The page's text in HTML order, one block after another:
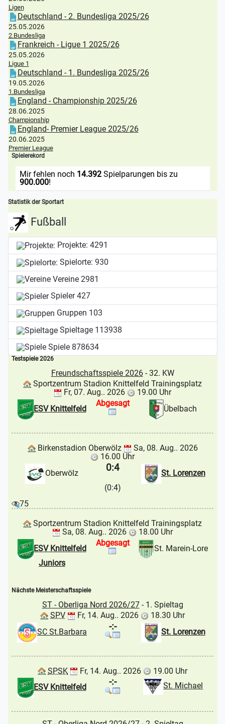
Ligen
Deutschland - 2. Bundesliga 2025/26
25.05.2026
2.Bundesliga
Frankreich - Ligue 1 2025/26
25.05.2026
Ligue 1
Deutschland - 1. Bundesliga 2025/26
19.05.2026
1.Bundesliga
England - Championship 2025/26
28.06.2025
Championship
England- Premier League 2025/26
20.06.2025
Premier League
Spielerekord
Mir fehlen noch 14.392Spielparungen bis zu
900.000!
Statistik der Sportart
Fußball
Projekte: 4291
Spielorte: 930
Vereine 2981
Spieler427
Gruppen 103
Spieltage 113938
Spiele 878634
Testspiele 2026
Freundschaftsspiele 2026- 32. KW
Sportzentrum Stadion Knittelfeld Trainingsplatz
Fr, 07. Aug.. 2026
19.00 Uhr
ESV Knittelfeld
Übelbach
Abgesagt
Birkenstadion Oberwölz
Sa, 08. Aug.. 2026
16.00 Uhr
Oberwölz
St. Lorenzen
0:4
(0:4)
75
Sportzentrum Stadion Knittelfeld Trainingsplatz
Sa, 08. Aug.. 2026
18.00 Uhr
ESV Knittelfeld
Juniors
St. Marein-Lore
Abgesagt
Nächste Meisterschaftsspiele
ST - Oberliga Nord 2026/27- 1. Spieltag
SPV
Fr, 14. Aug.. 2026
18.30 Uhr
SC St.Barbara
St. Lorenzen
-:-
SPSK Fr, 14. Aug.. 2026
19.00 Uhr
ESV Knittelfeld
St. Michael
-:-